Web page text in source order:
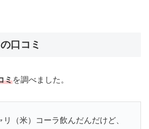
口コミ
ミを調べました。
リ（米）コーラ飲んだんだけど、